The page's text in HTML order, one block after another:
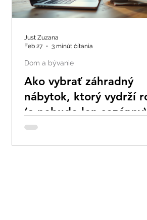
Ako vybrať záhradný
nábytok, ktorý vydrží
(a nebude len sezónny)
Dom a bývanie
Just Zuzana
Feb 27
3 minút čítania